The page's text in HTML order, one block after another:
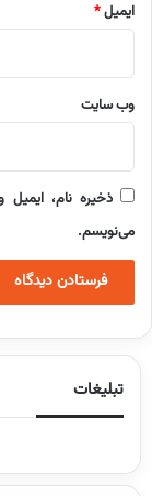
ایمیل*
وب‌ سایت
ذخیره نام، ایمیل
می‌نویسم.
تبلیغات